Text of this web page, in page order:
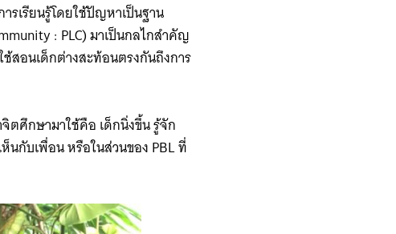
เรียนรู้โดยใช้ปัญหาเป็นฐาน
: PLC) มาเป็นกลไกสำคัญ
ช้สอนเด็กต่างสะท้อนตรงกันถึงการ
ตศึกษามาใช้คือ เด็กนิ่งขึ้น รู้จัก
นกับเพื่อน ​หรือในส่วนของ PBL ที่